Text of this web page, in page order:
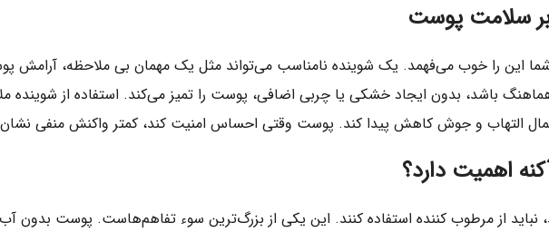
بر سلامت پوست
این را خوب می‌فهمد. یک شوینده نامناسب می‌تواند مثل یک مهمان بی ملاحظه، آرامش
باشد، بدون ایجاد خشکی یا چربی اضافی، پوست را تمیز می‌کند. استفاده از شوینده
التهاب و جوش کاهش پیدا کند. پوست وقتی احساس امنیت کند، کمتر واکنش منفی
اهمیت دارد؟
از مرطوب کننده استفاده کنند. این یکی از بزرگ‌ترین سوء تفاهم‌هاست. پوست بدون